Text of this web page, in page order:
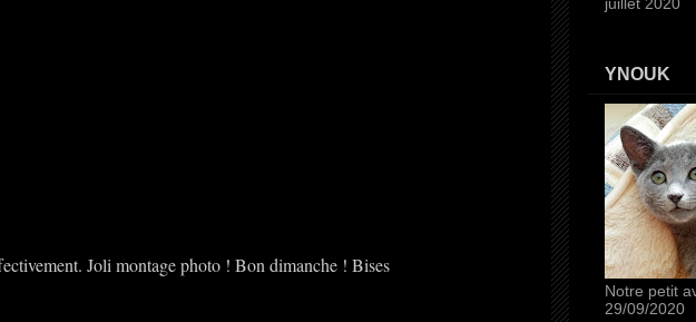
Joli montage photo ! Bon dimanche ! Bises
juillet 2020
YNOUK
Notre petit
29/09/2020